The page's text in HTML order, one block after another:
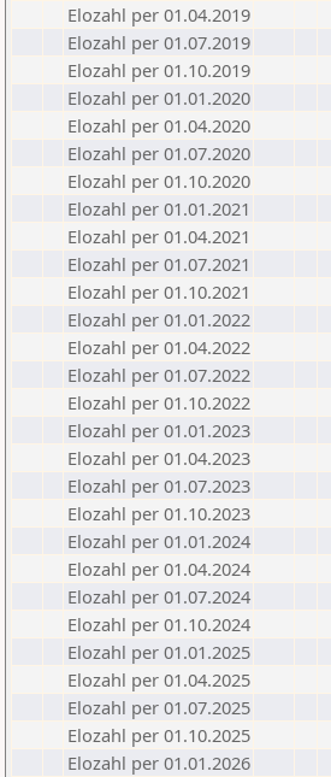
Elozahl per 01.04.2019
Elozahl per 01.07.2019
Elozahl per 01.10.2019
Elozahl per 01.01.2020
Elozahl per 01.04.2020
Elozahl per 01.07.2020
Elozahl per 01.10.2020
Elozahl per 01.01.2021
Elozahl per 01.04.2021
Elozahl per 01.07.2021
Elozahl per 01.10.2021
Elozahl per 01.01.2022
Elozahl per 01.04.2022
Elozahl per 01.07.2022
Elozahl per 01.10.2022
Elozahl per 01.01.2023
Elozahl per 01.04.2023
Elozahl per 01.07.2023
Elozahl per 01.10.2023
Elozahl per 01.01.2024
Elozahl per 01.04.2024
Elozahl per 01.07.2024
Elozahl per 01.10.2024
Elozahl per 01.01.2025
Elozahl per 01.04.2025
Elozahl per 01.07.2025
Elozahl per 01.10.2025
Elozahl per 01.01.2026